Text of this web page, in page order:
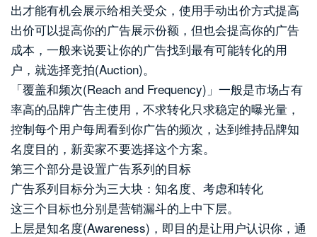
出才能有机会展示给相关受众，使用手动出价方式提高
出价可以提高你的广告展示份额，但也会提高你的广告
成本，一般来说要让你的广告找到最有可能转化的用
户，就选择竞拍(Auction)。
「覆盖和频次(Reach and Frequency)」一般是市场占有
率高的品牌广告主使用，不求转化只求稳定的曝光量，
控制每个用户每周看到你广告的频次，达到维持品牌知
名度目的，新卖家不要选择这个方案。
第三个部分是设置广告系列的目标
广告系列目标分为三大块：知名度、考虑和转化
这三个目标也分别是营销漏斗的上中下层。
上层是知名度(Awareness)，即目的是让用户认识你，通